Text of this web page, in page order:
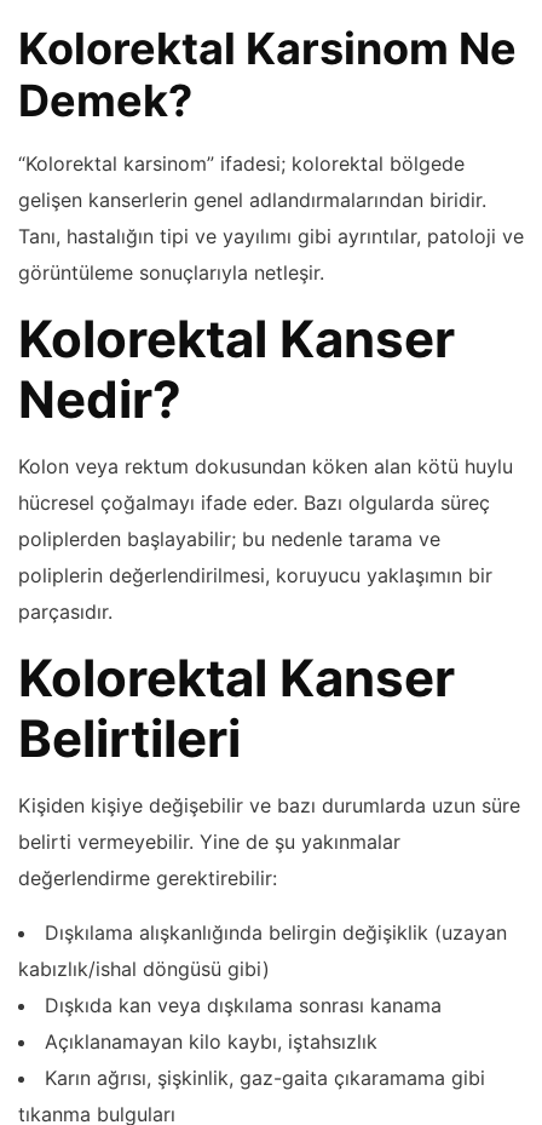
Kolorektal Karsinom Ne
Demek?
“Kolorektal karsinom” ifadesi; kolorektal bölgede
gelişen kanserlerin genel adlandırmalarından biridir.
Tanı, hastalığın tipi ve yayılımı gibi ayrıntılar, patoloji ve
görüntüleme sonuçlarıyla netleşir.
Kolorektal Kanser
Nedir?
Kolon veya rektum dokusundan köken alan kötü huylu
hücresel çoğalmayı ifade eder. Bazı olgularda süreç
poliplerden başlayabilir; bu nedenle tarama ve
poliplerin değerlendirilmesi, koruyucu yaklaşımın bir
parçasıdır.
Kolorektal Kanser
Belirtileri
Kişiden kişiye değişebilir ve bazı durumlarda uzun süre
belirti vermeyebilir. Yine de şu yakınmalar
değerlendirme gerektirebilir:
Dışkılama alışkanlığında belirgin değişiklik (uzayan
kabızlık/ishal döngüsü gibi)
Dışkıda kan veya dışkılama sonrası kanama
Açıklanamayan kilo kaybı, iştahsızlık
Karın ağrısı, şişkinlik, gaz-gaita çıkaramama gibi
tıkanma bulguları